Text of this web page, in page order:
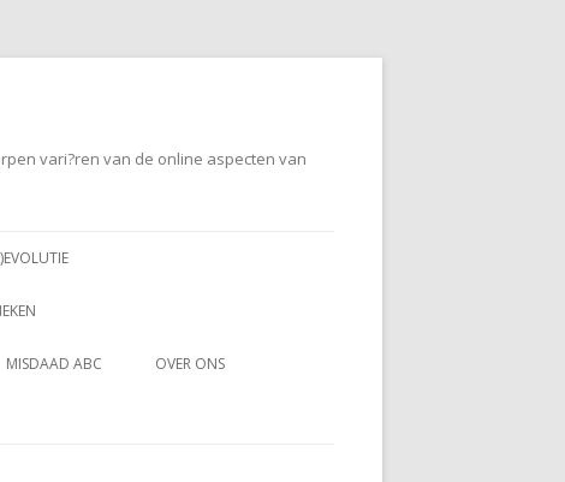
vari?ren van de online aspecten van
MISDAAD ABC OVER ONS